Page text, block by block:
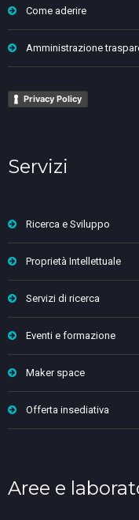
Come aderire
Amministrazione
Privacy Policy
Servizi
Ricerca e Sviluppo
Proprietà Intellettuale
Servizi di ricerca
Eventi e formazione
Maker space
Offerta insediativa
Aree e